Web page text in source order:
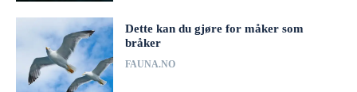
Dette kan du gjøre for måker som
bråker
FAUNA.NO